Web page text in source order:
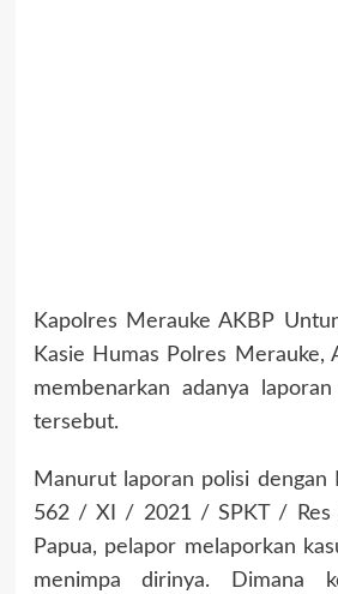
Kapolres Merauke AKBP
Kasie Humas Polres Merauke,
membenarkan adanya
tersebut.
Manurut laporan polisi
562 / XI / 2021 / SPKT / Res
Papua, pelapor melaporkan
menimpa dirinya. Dimana